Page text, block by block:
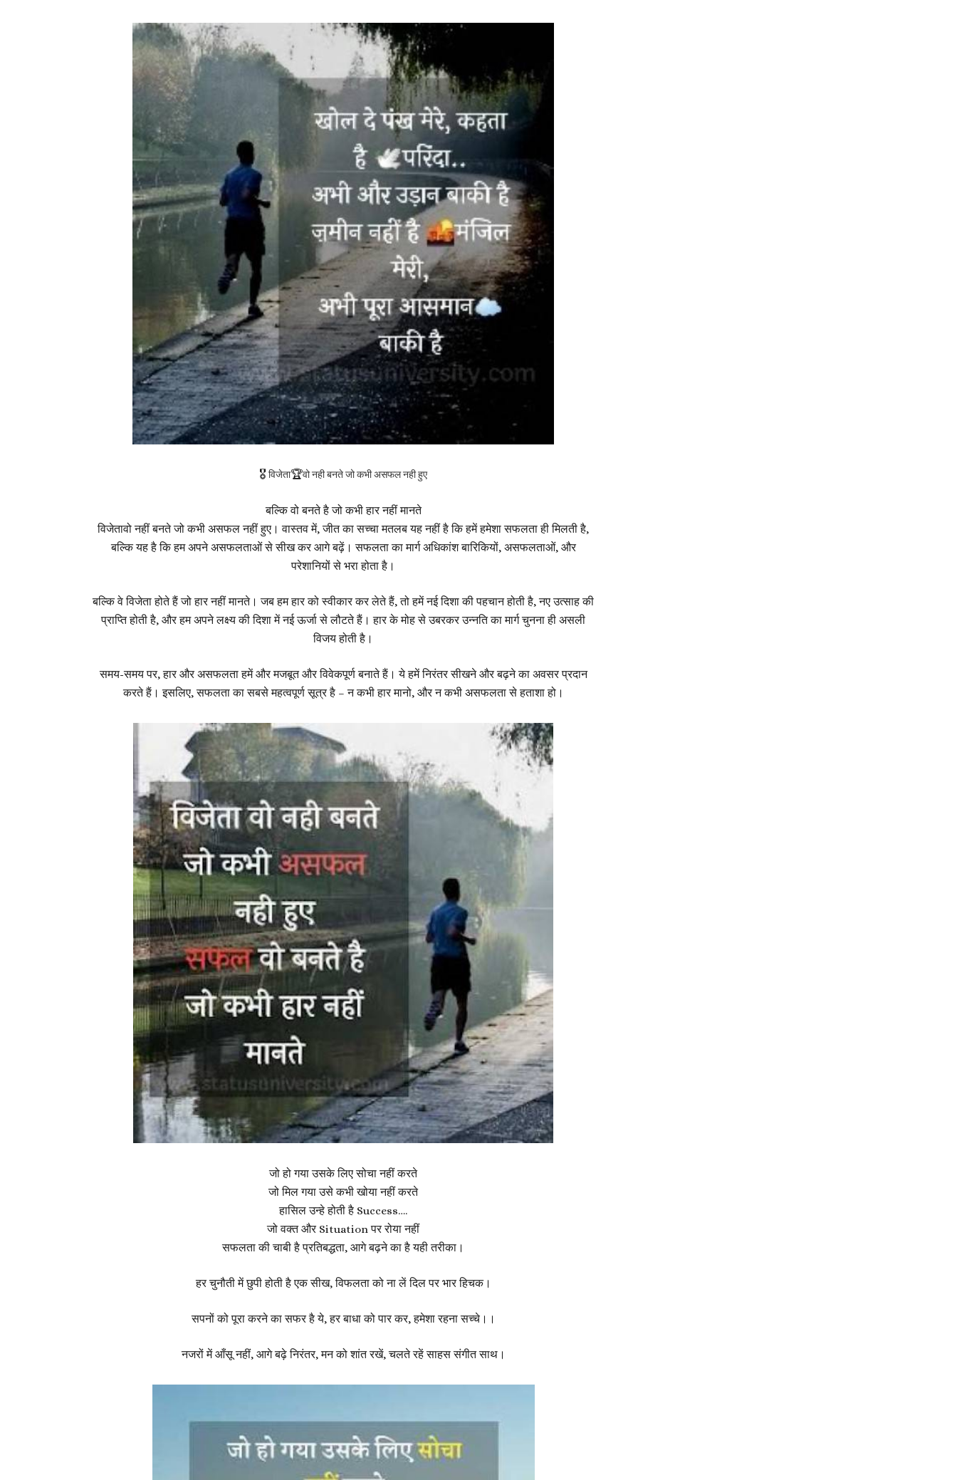
🎖 विजेता🏆वो नही बनते जो कभी असफल नही हुए
बल्कि वो बनते है जो कभी हार नहीं मानते
विजेतावो नहीं बनते जो कभी असफल नहीं हुए। वास्तव में, जीत का सच्चा मतलब यह नहीं है कि हमें हमेशा सफलता ही मिलती है,
बल्कि यह है कि हम अपने असफलताओं से सीख कर आगे बढ़ें। सफलता का मार्ग अधिकांश बारिकियों, असफलताओं, और
परेशानियों से भरा होता है।
बल्कि वे विजेता होते हैं जो हार नहीं मानते। जब हम हार को स्वीकार कर लेते हैं, तो हमें नई दिशा की पहचान होती है, नए उत्साह की
प्राप्ति होती है, और हम अपने लक्ष्य की दिशा में नई ऊर्जा से लौटते हैं। हार के मोह से उबरकर उन्नति का मार्ग चुनना ही असली
विजय होती है।
समय-समय पर, हार और असफलता हमें और मजबूत और विवेकपूर्ण बनाते हैं। ये हमें निरंतर सीखने और बढ़ने का अवसर प्रदान
करते हैं। इसलिए, सफलता का सबसे महत्वपूर्ण सूत्र है – न कभी हार मानो, और न कभी असफलता से हताशा हो।
जो हो गया उसके लिए सोचा नहीं करते
जो मिल गया उसे कभी खोया नहीं करते
हासिल उन्हे होती है Success….
जो वक्त और Situation पर रोया नहीं
सफलता की चाबी है प्रतिबद्धता, आगे बढ़ने का है यही तरीका।
हर चुनौती में छुपी होती है एक सीख, विफलता को ना लें दिल पर भार हिचक।
सपनों को पूरा करने का सफर है ये, हर बाधा को पार कर, हमेशा रहना सच्चे।।
नजरों में आँसू नहीं, आगे बढ़े निरंतर, मन को शांत रखें, चलते रहें साहस संगीत साथ।